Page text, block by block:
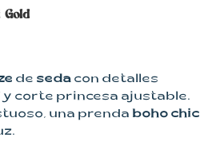
de seda con detalles
y corte princesa ajustable.
una prenda boho chic